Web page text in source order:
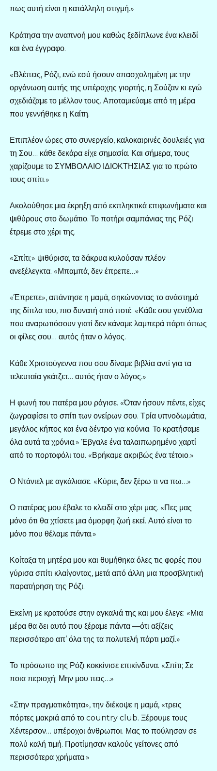
πως αυτή είναι η κατάλληλη στιγμή.»
Κράτησα την αναπνοή μου καθώς ξεδίπλωνε ένα κλειδί
και ένα έγγραφο.
«Βλέπεις, Ρόζι, ενώ εσύ ήσουν απασχολημένη με την
οργάνωση αυτής της υπέροχης γιορτής, η Σούζαν κι εγώ
σχεδιάζαμε το μέλλον τους. Αποταμιεύαμε από τη μέρα
που γεννήθηκε η Καίτη.
Επιπλέον ώρες στο συνεργείο, καλοκαιρινές δουλειές για
τη Σου… κάθε δεκάρα είχε σημασία. Και σήμερα, τους
χαρίζουμε το ΣΥΜΒΟΛΑΙΟ ΙΔΙΟΚΤΗΣΙΑΣ για το πρώτο
τους σπίτι.»
Ακολούθησε μια έκρηξη από εκπληκτικά επιφωνήματα και
ψιθύρους στο δωμάτιο. Το ποτήρι σαμπάνιας της Ρόζι
έτρεμε στο χέρι της.
«Σπίτι;» ψιθύρισα, τα δάκρυα κυλούσαν πλέον
ανεξέλεγκτα. «Μπαμπά, δεν έπρεπε…»
«Έπρεπε», απάντησε η μαμά, σηκώνοντας το ανάστημά
της δίπλα του, πιο δυνατή από ποτέ. «Κάθε σου γενέθλια
που αναρωτιόσουν γιατί δεν κάναμε λαμπερά πάρτι όπως
οι φίλες σου… αυτός ήταν ο λόγος.
Κάθε Χριστούγεννα που σου δίναμε βιβλία αντί για τα
τελευταία γκάτζετ… αυτός ήταν ο λόγος.»
Η φωνή του πατέρα μου ράγισε. «Όταν ήσουν πέντε, είχες
ζωγραφίσει το σπίτι των ονείρων σου. Τρία υπνοδωμάτια,
μεγάλος κήπος και ένα δέντρο για κούνια. Το κρατήσαμε
όλα αυτά τα χρόνια.» Έβγαλε ένα ταλαιπωρημένο χαρτί
από το πορτοφόλι του. «Βρήκαμε ακριβώς ένα τέτοιο.»
Ο Ντάνιελ με αγκάλιασε. «Κύριε, δεν ξέρω τι να πω…»
Ο πατέρας μου έβαλε το κλειδί στο χέρι μας. «Πες μας
μόνο ότι θα χτίσετε μια όμορφη ζωή εκεί. Αυτό είναι το
μόνο που θέλαμε πάντα.»
Κοίταξα τη μητέρα μου και θυμήθηκα όλες τις φορές που
γύρισα σπίτι κλαίγοντας, μετά από άλλη μια προσβλητική
παρατήρηση της Ρόζι.
Εκείνη με κρατούσε στην αγκαλιά της και μου έλεγε: «Μια
μέρα θα δει αυτό που ξέραμε πάντα —ότι αξίζεις
περισσότερο απ’ όλα της τα πολυτελή πάρτι μαζί.»
Το πρόσωπο της Ρόζι κοκκίνισε επικίνδυνα. «Σπίτι; Σε
ποια περιοχή; Μην μου πεις…»
«Στην πραγματικότητα», την διέκοψε η μαμά, «τρεις
πόρτες μακριά από το country club. Ξέρουμε τους
Χέντερσον… υπέροχοι άνθρωποι. Μας το πούλησαν σε
πολύ καλή τιμή. Προτίμησαν καλούς γείτονες από
περισσότερα χρήματα.»